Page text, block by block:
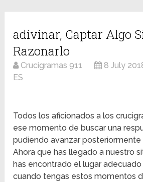
adivinar, Captar Algo
Razonarlo
Crucigramas 911 8 July
ES
Todos los aficionados a los
ese momento de buscar una
pudiendo avanzar posteriormente
Ahora que has llegado a nuestro
has encontrado el lugar
cuando tengas estos momentos